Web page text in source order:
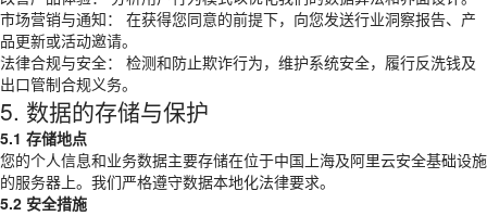
市场营销与通知： 在获得您同意的前提下，向您发送行业洞察报告、产
品更新或活动邀请。
法律合规与安全： 检测和防止欺诈行为，维护系统安全，履行反洗钱及
出口管制合规义务。
5. 数据的存储与保护
5.1 存储地点
您的个人信息和业务数据主要存储在位于中国上海及阿里云安全基础设施
的服务器上。我们严格遵守数据本地化法律要求。
5.2 安全措施